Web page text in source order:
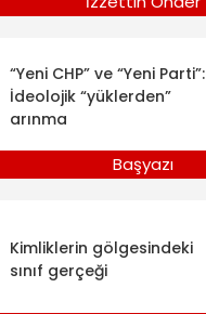
“Yeni CHP” ve “Yeni Parti”:
İdeolojik “yüklerden”
arınma
Başyazı
Kimliklerin gölgesindeki
sınıf gerçeği